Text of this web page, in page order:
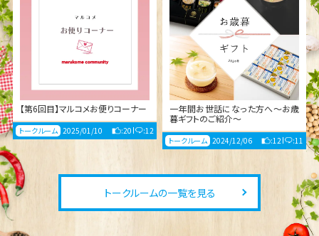
【第6回目】マルコメお便りコーナー
トークルーム 2025/01/10 :20 :12
一年間お世話になった方へ～お歳
暮ギフトのご紹介～
トークルーム 2024/12/06 :12 :11
トークルームの一覧を見る